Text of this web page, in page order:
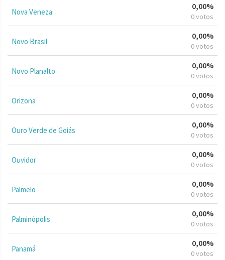
Nova Veneza
0,00%
0 votos
Novo Brasil
0,00%
0 votos
Novo Planalto
0,00%
0 votos
Orizona
0,00%
0 votos
Ouro Verde de Goiás
0,00%
0 votos
Ouvidor
0,00%
0 votos
Palmelo
0,00%
0 votos
Palminópolis
0,00%
0 votos
Panamá
0,00%
0 votos